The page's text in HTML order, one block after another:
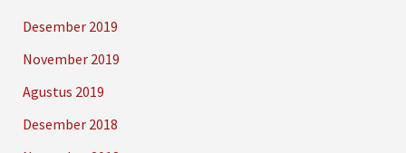
Desember 2019
November 2019
Agustus 2019
Desember 2018